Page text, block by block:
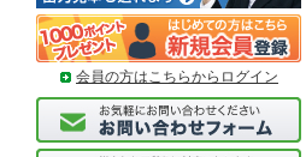
会員の方はこちらからログイン